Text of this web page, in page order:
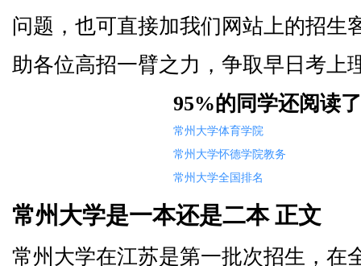
问题，也可直接加我们网站上的招生
助各位高招一臂之力，争取早日考上
95%的同学还阅读
常州大学体育学院
常州大学怀德学院教务
常州大学全国排名
常州大学是一本还是二本 正文
常州大学在江苏是第一批次招生，在